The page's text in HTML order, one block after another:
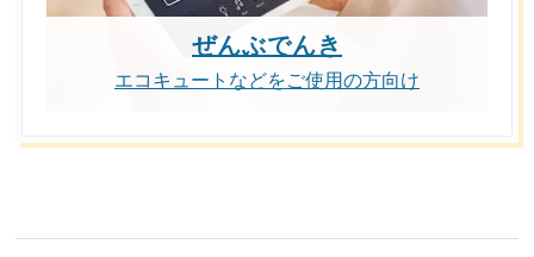
ぜんぶでんき
エコキュートなどをご使用の方向け